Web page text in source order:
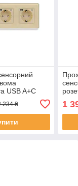
USB A+C
золото
234 ₴ 1